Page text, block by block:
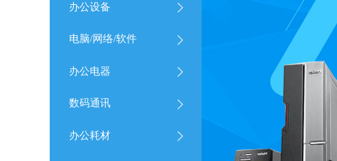
办公设备
电脑/网络/软件
办公电器
数码通讯
办公耗材